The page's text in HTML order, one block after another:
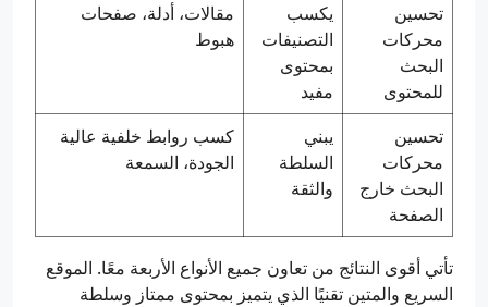
تحسين
محركات
البحث
للمحتوى
يكسب
التصنيفات
بمحتوى
مفيد
مقالات، أدلة، صفحات
هبوط
تحسين
محركات
البحث خارج
الصفحة
يبني
السلطة
والثقة
كسب روابط خلفية عالية
الجودة، السمعة
تأتي أقوى النتائج من تعاون جميع الأنواع الأربعة معًا. الموقع
السريع والمتين تقنيًا الذي يتميز بمحتوى ممتاز وسلطة